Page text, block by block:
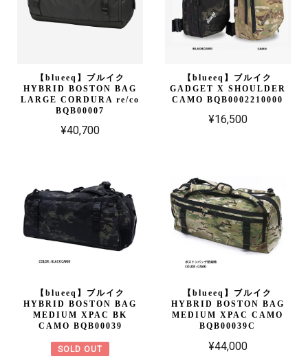
【blueeq】ブルイク
HYBRID BOSTON BAG
LARGE CORDURA re/co
BQB00007
¥40,700
【blueeq】ブルイク
GADGET X SHOULDER
CAMO BQB0002210000
¥16,500
【blueeq】ブルイク
HYBRID BOSTON BAG
MEDIUM XPAC BK
CAMO BQB00039
SOLD OUT
【blueeq】ブルイク
HYBRID BOSTON BAG
MEDIUM XPAC CAMO
BQB00039C
¥44,000